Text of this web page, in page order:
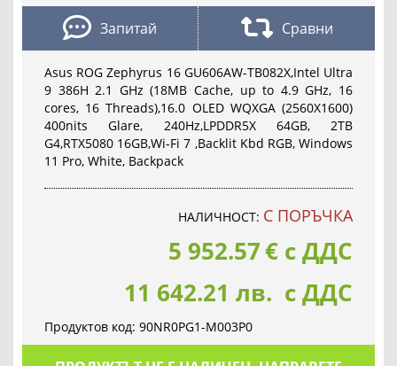
Запитай Сравни
Asus ROG Zephyrus 16 GU606AW-TB082X,Intel Ultra
9 386H 2.1 GHz (18MB Cache, up to 4.9 GHz, 16
cores, 16 Threads),16.0 OLED WQXGA (2560X1600)
400nits Glare, 240Hz,LPDDR5X 64GB, 2TB
G4,RTX5080 16GB,Wi-Fi 7 ,Backlit Kbd RGB, Windows
11 Pro, White, Backpack
НАЛИЧНОСТ: С ПОРЪЧКА
5 952.57€ с ДДС
11 642.21 лв. с ДДС
Продуктов код: 90NR0PG1-M003P0